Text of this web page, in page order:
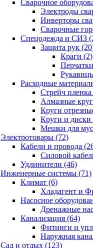
Сварочное
Электроды
Инверторы
Сварочные
Спецодежда и СИЗ
Защита рук
Краги (2)
Расходные
Стрейч пленка
Алмазные
Круги
Круги и диски
Мешки для
Электротовары (72)
Кабели и провода
Силовой
Удлинители (46)
Инженерные системы (71)
Климат (6)
Хладагент и
Насосное
Дренажные
Канализация (64)
Фитинги и
Наружная
Сад и отдых (123)